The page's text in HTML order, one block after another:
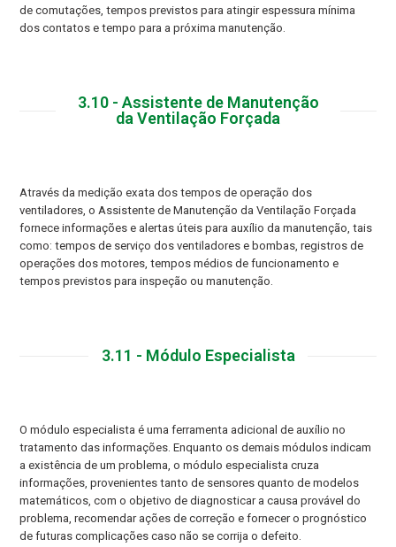
de comutações, tempos previstos para atingir espessura mínima
dos contatos e tempo para a próxima manutenção.
3.10 - Assistente de Manutenção
da Ventilação Forçada
Através da medição exata dos tempos de operação dos
ventiladores, o Assistente de Manutenção da Ventilação Forçada
fornece informações e alertas úteis para auxílio da manutenção, tais
como: tempos de serviço dos ventiladores e bombas, registros de
operações dos motores, tempos médios de funcionamento e
tempos previstos para inspeção ou manutenção.
3.11 - Módulo Especialista
O módulo especialista é uma ferramenta adicional de auxílio no
tratamento das informações. Enquanto os demais módulos indicam
a existência de um problema, o módulo especialista cruza
informações, provenientes tanto de sensores quanto de modelos
matemáticos, com o objetivo de diagnosticar a causa provável do
problema, recomendar ações de correção e fornecer o prognóstico
de futuras complicações caso não se corrija o defeito.